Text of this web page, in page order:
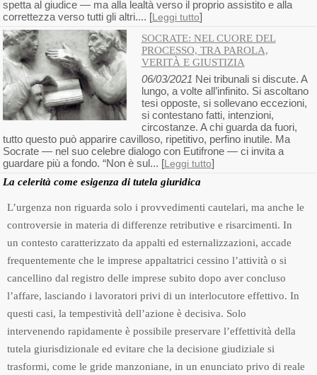
spetta al giudice — ma alla lealtà verso il proprio assistito e alla
correttezza verso tutti gli altri.... [Leggi tutto]
SOCRATE: NEL CUORE DEL
PROCESSO, TRA PAROLA,
VERITÀ E GIUSTIZIA
06/03/2021 Nei tribunali si discute. A
lungo, a volte all’infinito. Si ascoltano
tesi opposte, si sollevano eccezioni,
si contestano fatti, intenzioni,
circostanze. A chi guarda da fuori,
tutto questo può apparire cavilloso, ripetitivo, perfino inutile. Ma
Socrate — nel suo celebre dialogo con Eutifrone — ci invita a
guardare più a fondo. “Non è sul... [Leggi tutto]
La celerità come esigenza di tutela giuridica
L’urgenza non riguarda solo i provvedimenti cautelari, ma anche le
controversie in materia di differenze retributive e risarcimenti. In
un contesto caratterizzato da appalti ed esternalizzazioni, accade
frequentemente che le imprese appaltatrici cessino l’attività o si
cancellino dal registro delle imprese subito dopo aver concluso
l’affare, lasciando i lavoratori privi di un interlocutore effettivo. In
questi casi, la tempestività dell’azione è decisiva. Solo
intervenendo rapidamente è possibile preservare l’effettività della
tutela giurisdizionale ed evitare che la decisione giudiziale si
trasformi, come le gride manzoniane, in un enunciato privo di reale